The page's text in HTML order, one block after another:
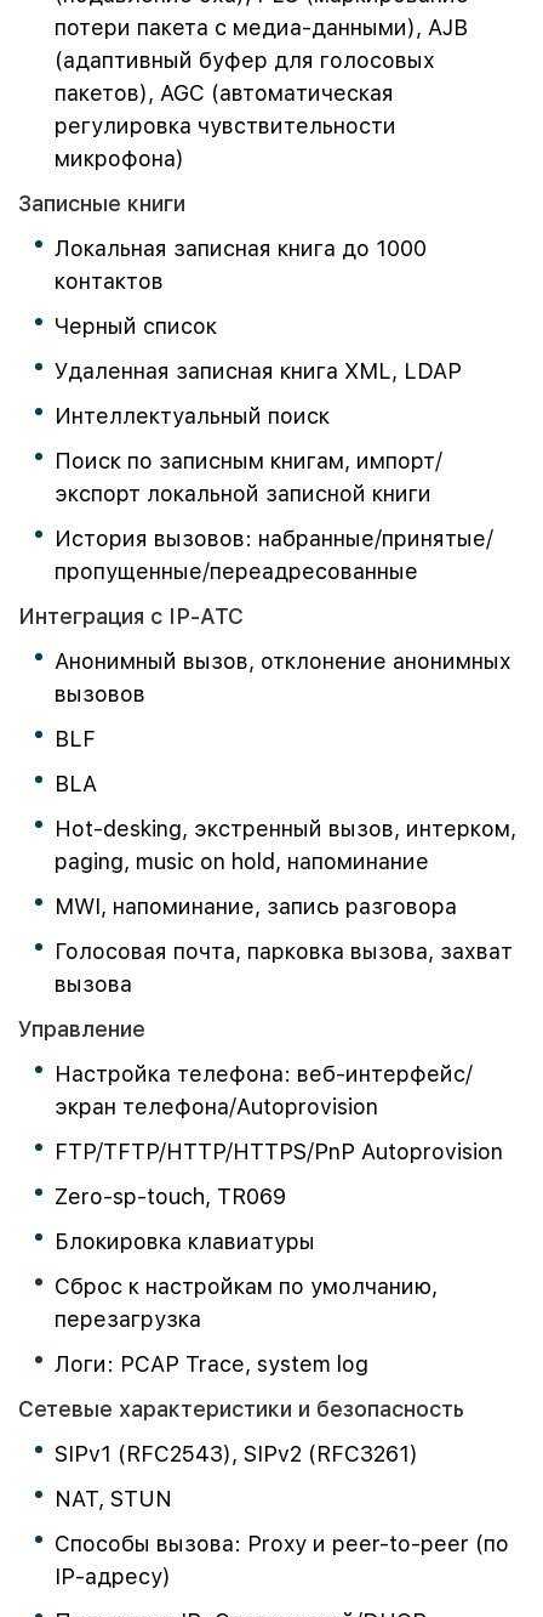
потери пакета с медиа-данными), AJB
(адаптивный буфер для голосовых
пакетов), AGC (автоматическая
регулировка чувствительности
микрофона)
Записные книги
Локальная записная книга до 1000
контактов
Черный список
Удаленная записная книга XML, LDAP
Интеллектуальный поиск
Поиск по записным книгам, импорт/
экспорт локальной записной книги
История вызовов: набранные/принятые/
пропущенные/переадресованные
Интеграция с IP-АТС
Анонимный вызов, отклонение анонимных
вызовов
BLF
BLA
Hot-desking, экстренный вызов, интерком,
paging, music on hold, напоминание
MWI, напоминание, запись разговора
Голосовая почта, парковка вызова, захват
вызова
Управление
Настройка телефона: веб-интерфейс/
экран телефона/Autoprovision
FTP/TFTP/HTTP/HTTPS/PnP Autoprovision
Zero-sp-touch, TR069
Блокировка клавиатуры
Сброс к настройкам по умолчанию,
перезагрузка
Логи: PCAP Trace, system log
Сетевые характеристики и безопасность
SIPv1 (RFC2543), SIPv2 (RFC3261)
NAT, STUN
Способы вызова: Proxy и peer-to-peer (по
IP-адресу)